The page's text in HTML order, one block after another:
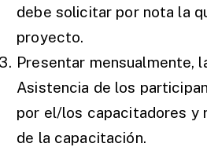
debe solicitar por nota la
proyecto.
Presentar mensualmente,
Asistencia de los
por el/los capacitadores y
de la capacitación.